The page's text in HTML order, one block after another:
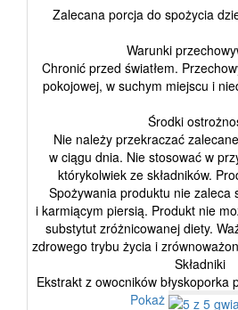
Zalecana porcja do spożycia
Warunki
Chronić przed światłem.
pokojowej, w suchym miejscu i
Środki
Nie należy przekraczać
w ciągu dnia. Nie stosować w
którykolwiek ze składników.
Spożywania produktu nie zaleca
i karmiącym piersią. Produkt nie
substytut zróżnicowanej diety.
zdrowego trybu życia i
Składniki
Ekstrakt z owocników błyskoporka
Pokaż